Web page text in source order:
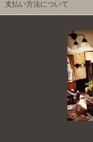
支払い方法について